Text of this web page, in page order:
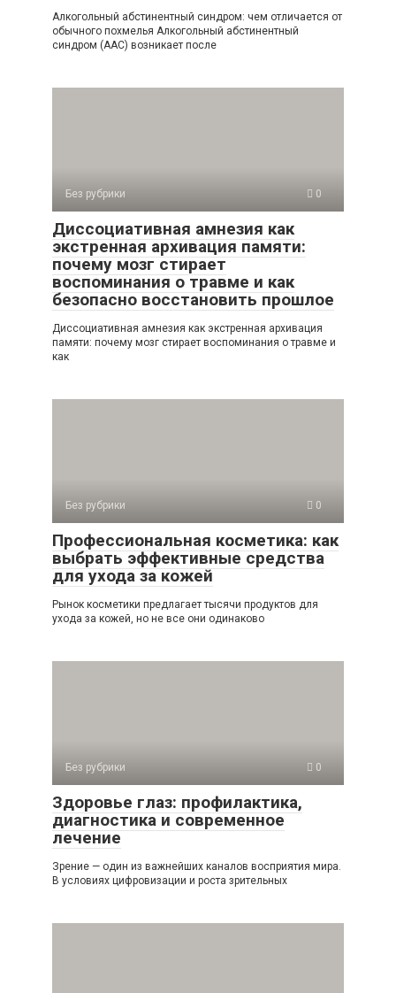
Алкогольный абстинентный синдром: чем отличается от
обычного похмелья Алкогольный абстинентный
синдром (ААС) возникает после
Без рубрики 0
Диссоциативная амнезия как
экстренная архивация памяти:
почему мозг стирает
воспоминания о травме и как
безопасно восстановить прошлое
Диссоциативная амнезия как экстренная архивация
памяти: почему мозг стирает воспоминания о травме и
как
Без рубрики 0
Профессиональная косметика: как
выбрать эффективные средства
для ухода за кожей
Рынок косметики предлагает тысячи продуктов для
ухода за кожей, но не все они одинаково
Без рубрики 0
Здоровье глаз: профилактика,
диагностика и современное
лечение
Зрение — один из важнейших каналов восприятия мира.
В условиях цифровизации и роста зрительных